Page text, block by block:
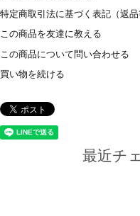
特定商取引法に基づく表記（返品
この商品を友達に教える
この商品について問い合わせる
買い物を続ける
最近チ